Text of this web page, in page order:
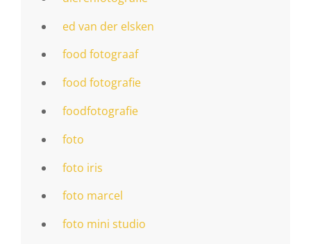
ed van der elsken
food fotograaf
food fotografie
foodfotografie
foto
foto iris
foto marcel
foto mini studio